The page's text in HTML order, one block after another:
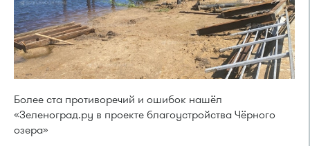
Более ста противоречий и ошибок нашёл
«Зеленоград.ру в проекте благоустройства Чёрного
озера»